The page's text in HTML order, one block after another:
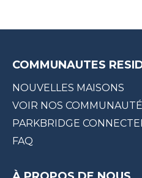
COMMUNAUTES
NOUVELLES MAISONS
VOIR NOS
PARKBRIDGE
FAQ